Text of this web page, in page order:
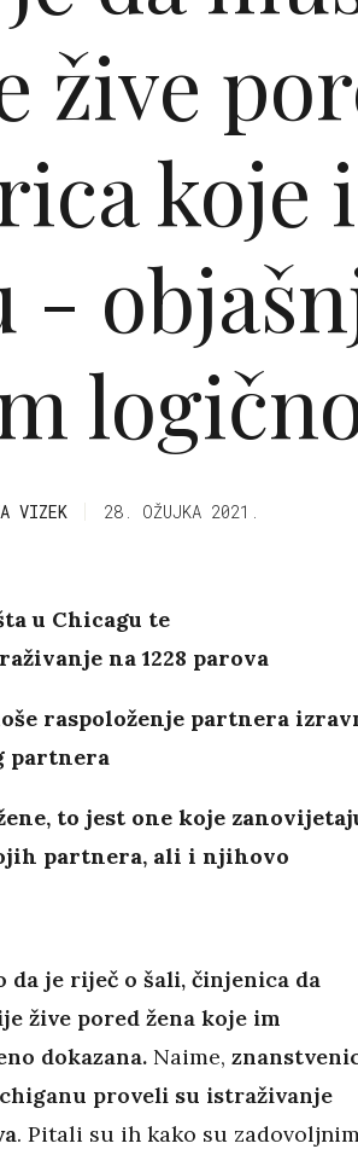
žive
koje
-
VIZEK 28. OŽUJKA 2021.
u Chicagu te
na 1228 parova
raspoloženje partnera
partnera
to jest one koje
partnera, ali i njihovo
je riječ o šali, činjenica da
žive pored žena koje im
dokazana.Naime,
proveli su istraživanje
. Pitali su ih kako su